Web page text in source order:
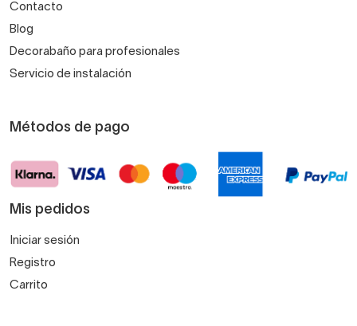
Contacto
Blog
Decorabaño para profesionales
Servicio de instalación
Métodos de pago
Mis pedidos
Iniciar sesión
Registro
Carrito